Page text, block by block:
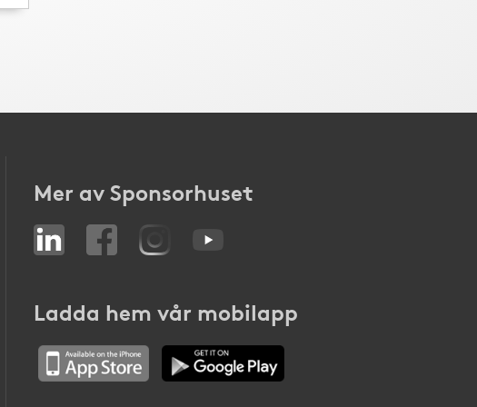
Mer av Sponsorhuset
Ladda hem vår mobilapp